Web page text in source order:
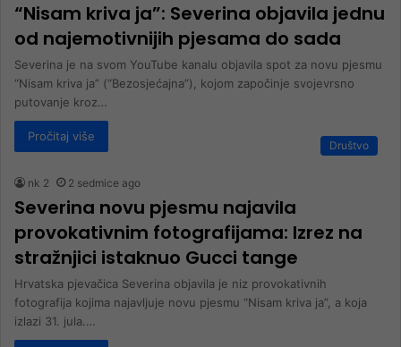
“Nisam kriva ja”: Severina objavila jednu
od najemotivnijih pjesama do sada
Severina je na svom YouTube kanalu objavila spot za novu pjesmu
“Nisam kriva ja” (“Bezosjećajna”), kojom započinje svojevrsno
putovanje kroz…
Pročitaj više
Društvo
nk 2 2 sedmice ago
Severina novu pjesmu najavila
provokativnim fotografijama: Izrez na
stražnjici istaknuo Gucci tange
Hrvatska pjevačica Severina objavila je niz provokativnih
fotografija kojima najavljuje novu pjesmu “Nisam kriva ja”, a koja
izlazi 31. jula.…